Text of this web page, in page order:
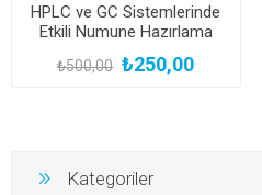
HPLC ve GC Sistemlerinde
Etkili Numune Hazırlama
₺500,00 ₺250,00
Kategoriler